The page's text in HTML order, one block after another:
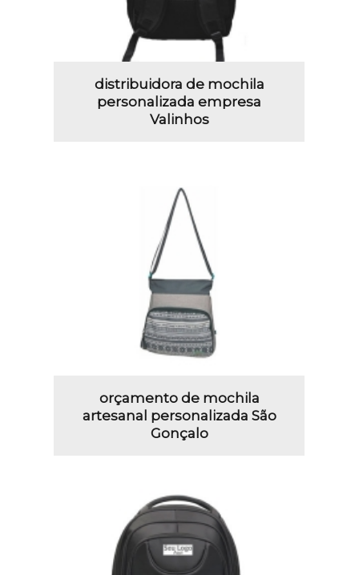
distribuidora de mochila
personalizada empresa
Valinhos
orçamento de mochila
artesanal personalizada São
Gonçalo